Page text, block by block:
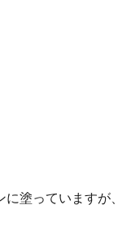
に塗っていますが、